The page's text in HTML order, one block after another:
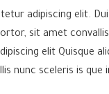
adipiscing elit.
sit amet
elit Quisque
nunc sceleris is